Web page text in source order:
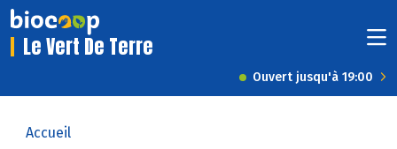
Le Vert De Terre
Ouvert jusqu'à 19:00
Accueil